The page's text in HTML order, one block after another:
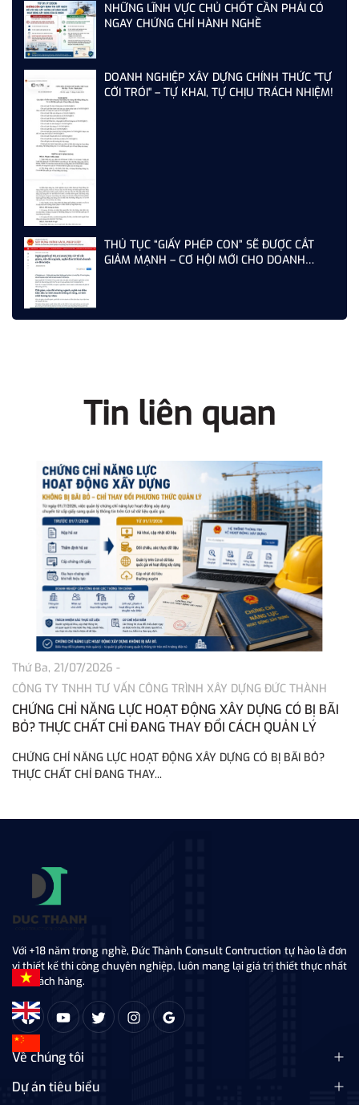
NHỮNG LĨNH VỰC CHỦ CHỐT CẦN PHẢI CÓ
NGAY CHỨNG CHỈ HÀNH NGHỀ
DOANH NGHIỆP XÂY DỰNG CHÍNH THỨC "TỰ
CỞI TRÓI" – TỰ KHAI, TỰ CHỊU TRÁCH NHIỆM!
THỦ TỤC “GIẤY PHÉP CON” SẼ ĐƯỢC CẮT
GIẢM MẠNH – CƠ HỘI MỚI CHO DOANH
Tin liên quan
Thứ Ba, 21/07/2026 -
CÔNG TY TNHH TƯ VẤN CÔNG TRÌNH XÂY DỰNG ĐỨC THÀNH
CHỨNG CHỈ NĂNG LỰC HOẠT ĐỘNG XÂY DỰNG CÓ BỊ BÃI
BỎ? THỰC CHẤT CHỈ ĐANG THAY ĐỔI CÁCH QUẢN LÝ
CHỨNG CHỈ NĂNG LỰC HOẠT ĐỘNG XÂY DỰNG CÓ BỊ BÃI BỎ?
THỰC CHẤT CHỈ ĐANG THAY...
Với +18 năm trong nghề, Đức Thành Consult Contruction tự hào là đơn
vị thiết kế thi công chuyên nghiệp, luôn mang lại giá trị thiết thực nhất
tới khách hàng.
Về chúng tôi
Dự án tiêu biểu